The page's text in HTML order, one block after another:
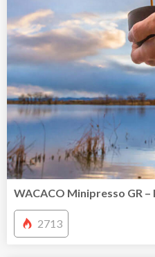
WACACO Minipresso GR
2713